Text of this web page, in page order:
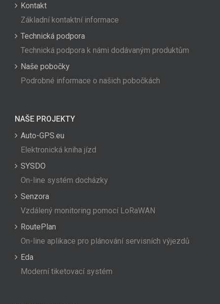
Kontakt
Základní kontaktní informace
Technická podpora
Technická podpora k námi dodávaným produktům
Naše pobočky
Podrobné informace o našich pobočkách
NAŠE PROJEKTY
Auto-GPS.eu
Elektronická kniha jízd
SYSDO
On-line systém docházky
Senzora
Vzdálený monitoring pomocí LoRaWAN
RoutePlan
On-line aplikace pro plánování servisních výjezdů
Eda
Moderní tiketovací systém